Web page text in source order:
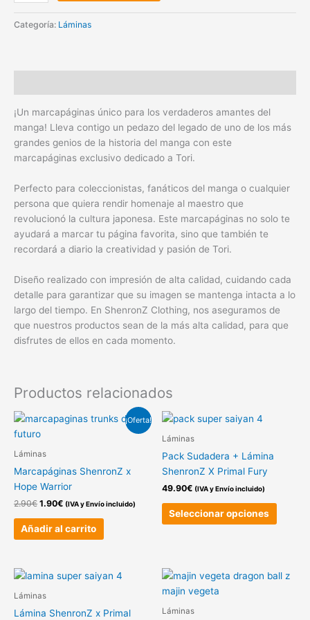
Categoría: Láminas
¡Un marcapáginas único para los verdaderos amantes del
manga! Lleva contigo un pedazo del legado de uno de los más
grandes genios de la historia del manga con este
marcapáginas exclusivo dedicado a Tori.
Perfecto para coleccionistas, fanáticos del manga o cualquier
persona que quiera rendir homenaje al maestro que
revolucionó la cultura japonesa. Este marcapáginas no solo te
ayudará a marcar tu página favorita, sino que también te
recordará a diario la creatividad y pasión de Tori.
Diseño realizado con impresión de alta calidad, cuidando cada
detalle para garantizar que su imagen se mantenga intacta a lo
largo del tiempo. En ShenronZ Clothing, nos aseguramos de
que nuestros productos sean de la más alta calidad, para que
disfrutes de ellos en cada momento.
Productos relacionados
¡Oferta!
Láminas
Marcapáginas ShenronZ x
Hope Warrior
2.90€
El
precio
original
2.90€.
1.90€
El
precio
(IVA y Envío incluido)
Añadir al carrito
Láminas
Pack Sudadera + Lámina
ShenronZ X Primal Fury
49.90€ (IVA y Envío incluido)
Seleccionar opciones
se
en
Láminas
Lámina ShenronZ x Primal Láminas